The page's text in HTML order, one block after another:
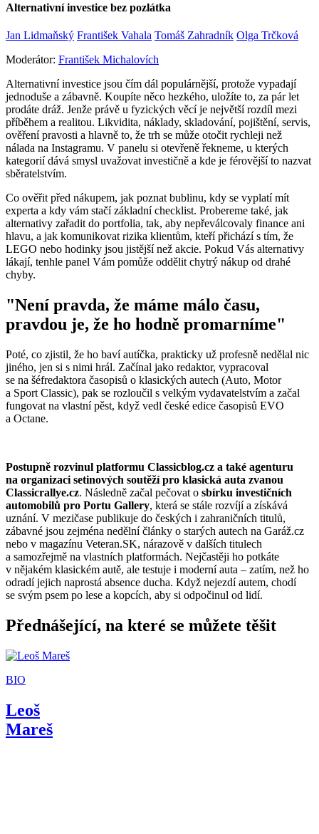
Alternativní investice bez pozlátka
Jan Lidmaňský František Vahala Tomáš Zahradník Olga Trčková
Moderátor: František Michalovích
Alternativní investice jsou čím dál populárnější, protože vypadají
jednoduše a zábavně. Koupíte něco hezkého, uložíte to, za pár let
prodáte dráž. Jenže právě u fyzických věcí je největší rozdíl mezi
příběhem a realitou. Likvidita, náklady, skladování, pojištění, servis,
ověření pravosti a hlavně to, že trh se může otočit rychleji než
nálada na Instagramu. V panelu si otevřeně řekneme, u kterých
kategorií dává smysl uvažovat investičně a kde je férovější to nazvat
sběratelstvím.
Co ověřit před nákupem, jak poznat bublinu, kdy se vyplatí mít
experta a kdy vám stačí základní checklist. Probereme také, jak
alternativy zařadit do portfolia, tak, aby nepřeválcovaly finance ani
hlavu, a jak komunikovat rizika klientům, kteří přichází s tím, že
LEGO nebo hodinky jsou jistější než akcie. Pokud Vás alternativy
lákají, tenhle panel Vám pomůže oddělit chytrý nákup od drahé
chyby.
"Není pravda, že máme málo času,
pravdou je, že ho hodně promarníme"
Poté, co zjistil, že ho baví autíčka, prakticky už profesně nedělal nic
jiného, jen si s nimi hrál. Začínal jako redaktor, vypracoval
se na šéfredaktora časopisů o klasických autech (Auto, Motor
a Sport Classic), pak se rozloučil s velkým vydavatelstvím a začal
fungovat na vlastní pěst, když vedl české edice časopisů EVO
a Octane.
Postupně rozvinul platformu Classicblog.cz a také agenturu
na organizaci setinových soutěží pro klasická auta zvanou
Classicrallye.cz. Následně začal pečovat o sbírku investičních
automobilů pro Portu Gallery, která se stále rozvíjí a získává
uznání. V mezičase publikuje do českých i zahraničních titulů,
zábavné jsou zejména nedělní články o starých autech na Garáž.cz
nebo v magazínu Veteran.SK, nárazově v dalších titulech
a samozřejmě na vlastních platformách. Nejčastěji ho potkáte
v nějakém klasickém autě, ale testuje i moderní auta – zatím, než ho
odradí jejich naprostá absence ducha. Když nejezdí autem, chodí
se svým psem po lese a kopcích, aby si odpočinul od lidí.
Přednášející, na které se můžete těšit
BIO
Leoš
Mareš